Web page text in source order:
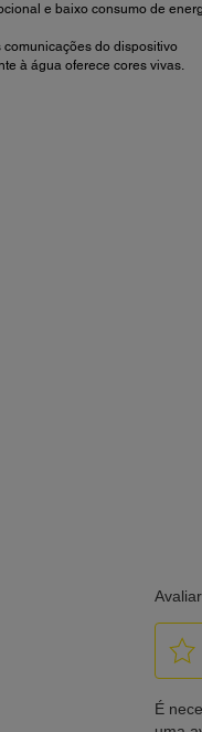
e baixo consumo de
do dispositivo
à água oferece cores vivas.